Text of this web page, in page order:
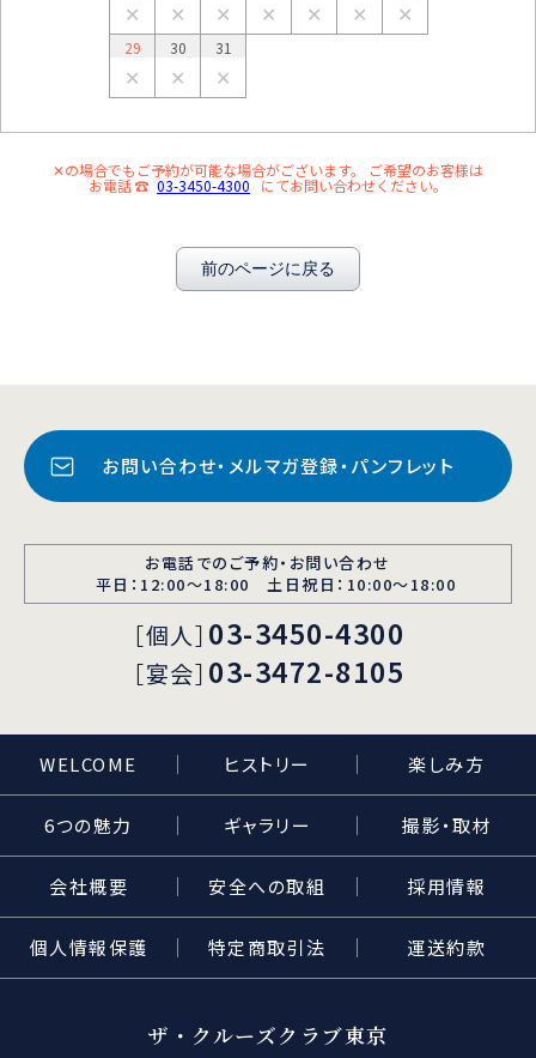
✕ ✕ ✕ ✕ ✕ ✕ ✕
29
✕
30
✕
31
✕
✕の場合でもご予約が可能な場合がございます。 ご希望のお客様は
お電話 ☎ 03-3450-4300 にてお問い合わせください。
前のページに戻る
お問い合わせ・メルマガ登録・パンフレット
お電話でのご予約・お問い合わせ
平日：12:00〜18:00 土日祝日：10:00～18:00
［個人］ 03-3450-4300
［宴会］ 03-3472-8105
WELCOME ヒストリー 楽しみ方
6つの魅力 ギャラリー 撮影・取材
会社概要 安全への取組 採用情報
個人情報保護 特定商取引法 運送約款
ザ・クルーズクラブ東京